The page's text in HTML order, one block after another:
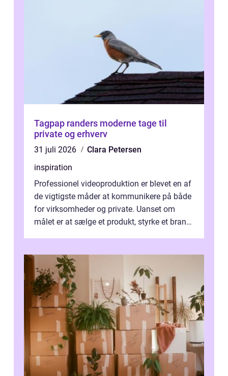
Tagpap randers moderne tage til
private og erhverv
31 juli 2026
Clara Petersen
inspiration
Professionel videoproduktion er blevet en af
de vigtigste måder at kommunikere på både
for virksomheder og private. Uanset om
målet er at sælge et produkt, styrke et brand,